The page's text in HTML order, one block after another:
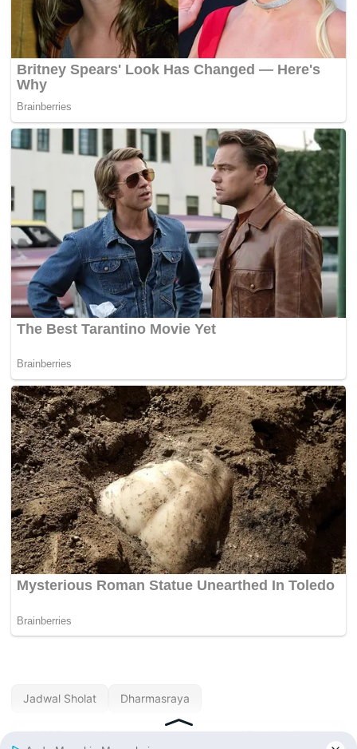
Jadwal Sholat Dharmasraya